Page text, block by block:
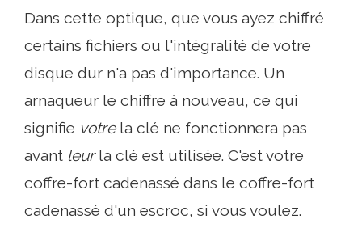
Dans cette optique, que vous ayez chiffré
certains fichiers ou l'intégralité de votre
disque dur n'a pas d'importance. Un
arnaqueur le chiffre à nouveau, ce qui
signifie votrela clé ne fonctionnera pas
avant leurla clé est utilisée. C'est votre
coffre-fort cadenassé dans le coffre-fort
cadenassé d'un escroc, si vous voulez.